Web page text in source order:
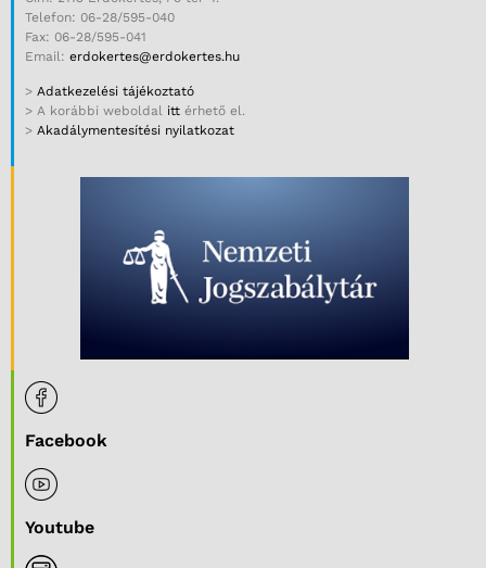
Telefon: 06-28/595-040
Fax: 06-28/595-041
Email: erdokertes@erdokertes.hu
> Adatkezelési tájékoztató
> A korábbi weboldal itt érhető el.
> Akadálymentesítési nyilatkozat
Facebook
Youtube